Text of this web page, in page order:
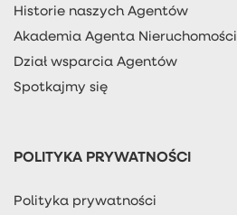
Historie naszych Agentów
Akademia Agenta Nieruchomości
Dział wsparcia Agentów
Spotkajmy się
POLITYKA PRYWATNOŚCI
Polityka prywatności